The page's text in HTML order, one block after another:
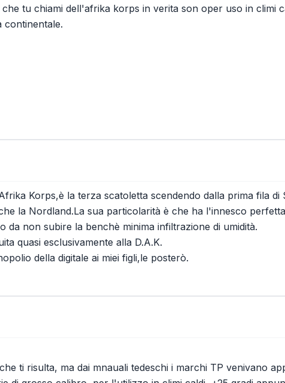
tu chiami dell'afrika korps in verita son oper uso in climi
continentale.
Korps,è la terza scatoletta scendendo dalla prima fila di
la Nordland.La sua particolarità è che ha l'innesco
da non subire la benchè minima infiltrazione di umidità.
quasi esclusivamente alla D.A.K.
della digitale ai miei figli,le posterò.
ti risulta, ma dai mnauali tedeschi i marchi TP venivano